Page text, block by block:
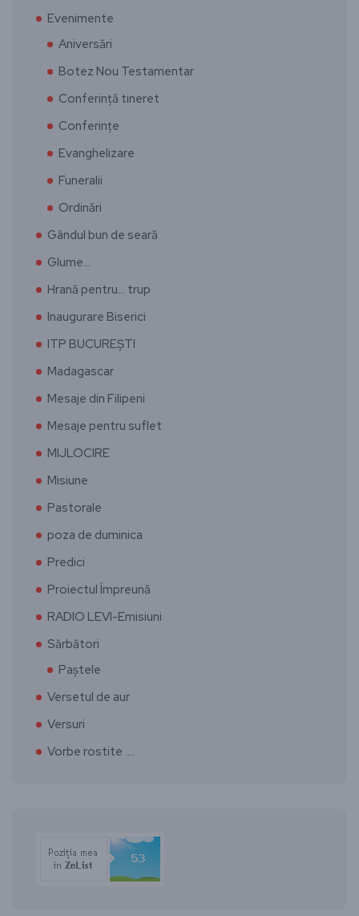
Evenimente
Aniversări
Botez Nou Testamentar
Conferință tineret
Conferințe
Evanghelizare
Funeralii
Ordinări
Gândul bun de seară
Glume…
Hrană pentru… trup
Inaugurare Biserici
ITP BUCUREȘTI
Madagascar
Mesaje din Filipeni
Mesaje pentru suflet
MIJLOCIRE
Misiune
Pastorale
poza de duminica
Predici
Proiectul Împreună
RADIO LEVI-Emisiuni
Sărbători
Paștele
Versetul de aur
Versuri
Vorbe rostite ….